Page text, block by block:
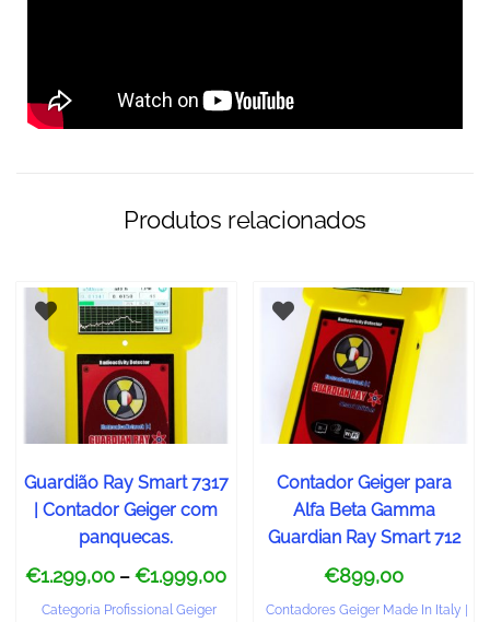
Produtos relacionados
Guardião Ray Smart 7317
| Contador Geiger com
panquecas.
€1.299,00 – €1.999,00
Categoria Profissional Geiger
Contador Geiger para
Alfa Beta Gamma
Guardian Ray Smart 712
€899,00
Contadores Geiger Made In Italy |